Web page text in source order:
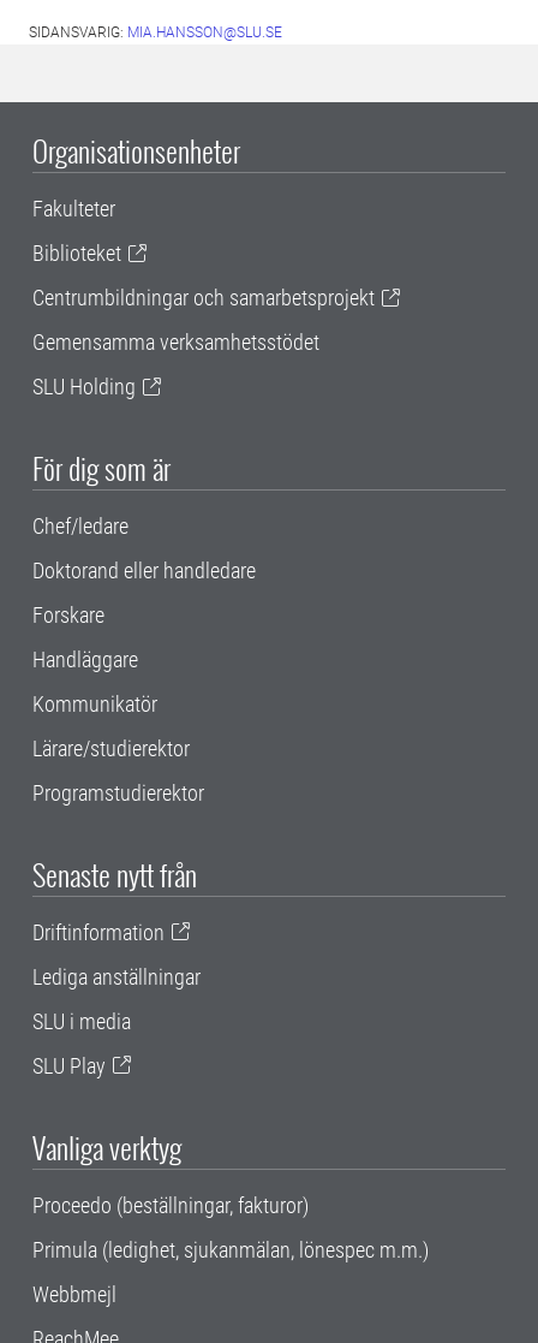
SIDANSVARIG: MIA.HANSSON@SLU.SE
Organisationsenheter
Fakulteter
Biblioteket
Centrumbildningar och samarbetsprojekt
Gemensamma verksamhetsstödet
SLU Holding
För dig som är
Chef/ledare
Doktorand eller handledare
Forskare
Handläggare
Kommunikatör
Lärare/studierektor
Programstudierektor
Senaste nytt från
Driftinformation
Lediga anställningar
SLU i media
SLU Play
Vanliga verktyg
Proceedo (beställningar, fakturor)
Primula (ledighet, sjukanmälan, lönespec m.m.)
Webbmejl